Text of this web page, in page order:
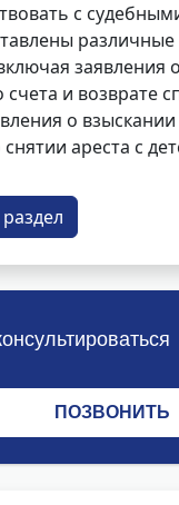
с
заявления
счета и возврате
о
ареста с